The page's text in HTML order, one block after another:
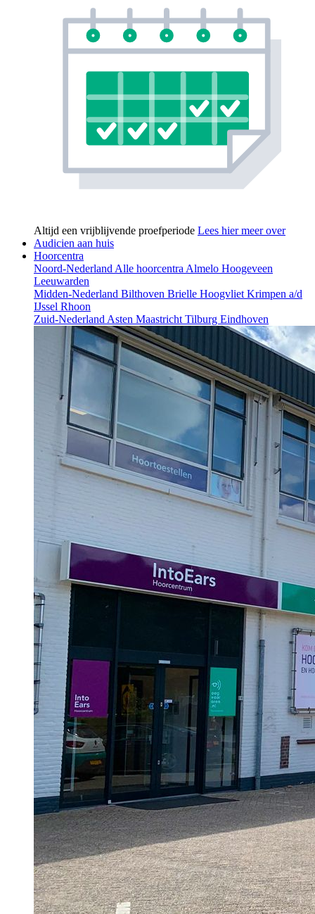
Altijd een vrijblijvende proefperiode Lees hier meer over
Audicien aan huis
Hoorcentra
Noord-Nederland Alle hoorcentra Almelo Hoogeveen
Leeuwarden
Midden-Nederland Bilthoven Brielle Hoogvliet Krimpen a/d
IJssel Rhoon
Zuid-Nederland Asten Maastricht Tilburg Eindhoven